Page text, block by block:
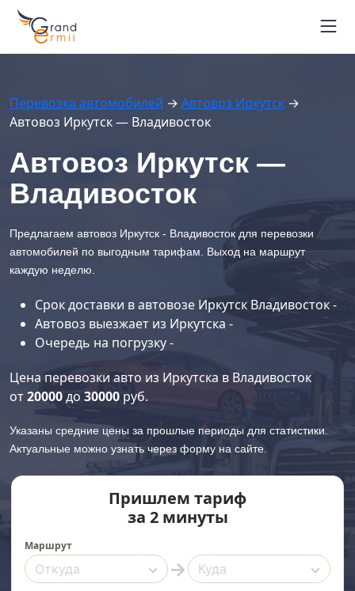
Маршруты автовозов
Контакты
Вопрос-ответ
+7 964 451-26-94
г. Владивосток
Отследить автовоз
Перевозка автомобилей → Автовоз Иркутск →
Автовоз Иркутск — Владивосток
Автовоз Иркутск —
Владивосток
Предлагаем автовоз Иркутск - Владивосток для перевозки
автомобилей по выгодным тарифам. Выход на маршрут
каждую неделю.
Срок доставки в автовозе Иркутск Владивосток -
Автовоз выезжает из Иркутска -
Очередь на погрузку -
Цена перевозки авто из Иркутска в Владивосток
от20000до30000 руб.
Указаны средние цены за прошлые периоды для статистики.
Актуальные можно узнать через форму на сайте.
Пришлем тариф
за 2 минуты
Маршрут
→